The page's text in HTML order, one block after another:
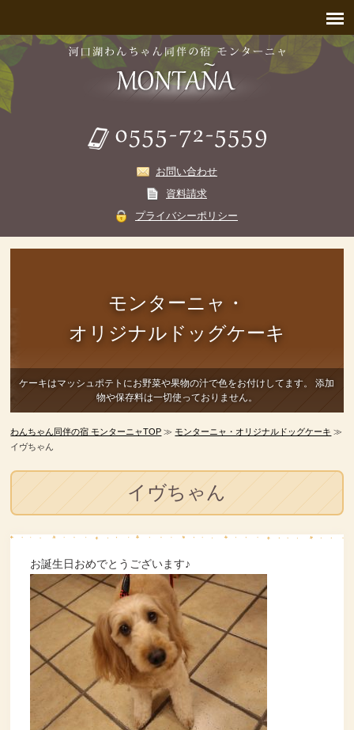
お問い合わせ
資料請求
プライバシーポリシー
モンターニャ・
オリジナルドッグケーキ
ケーキはマッシュポテトにお野菜や果物の汁で色をお付けしてます。
添加
物や保存料は一切使っておりません。
わんちゃん同伴の宿 モンターニャTOP ≫モンターニャ・オリジナルドッグケーキ ≫
イヴちゃん
イヴちゃん
お誕生日おめでとうございます♪